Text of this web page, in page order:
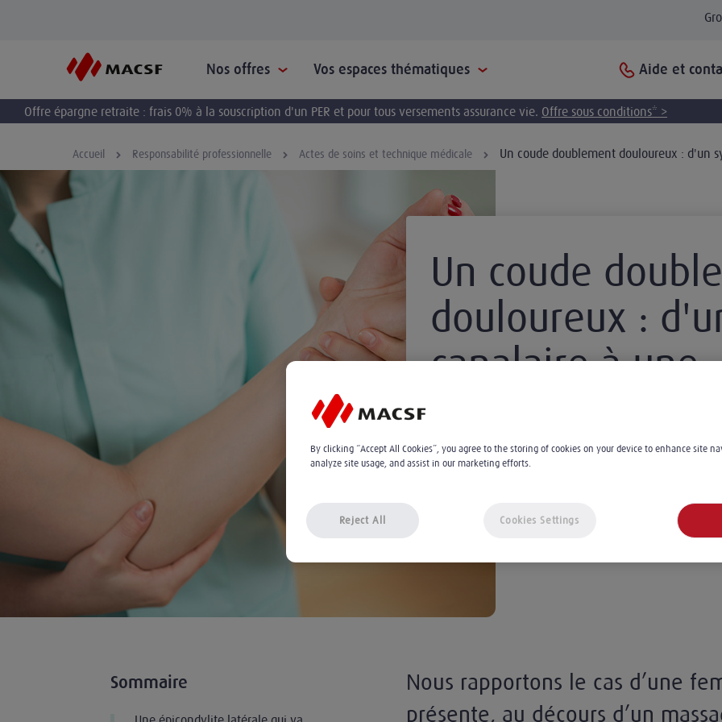
Nos offres Vos espaces thématiques Aide et
Offre épargne retraite : frais 0% à la souscription d'un PER et pour tous versements assurance vie. Offre sous conditions* >
Accueil Responsabilité professionnelle Actes de soins et technique médicale Un coude doublement douloureux : d'un
Un coude
douloureux :
canalaire à une
Dr Dragan Miljkovic
Sommaire
Nous rapportons le cas d’une
présente, au décours d’un
By clicking “Accept All Cookies”, you agree to the storing of cookies on your device to enhance site
analyze site usage, and assist in our marketing efforts.
Reject All Cookies Settings